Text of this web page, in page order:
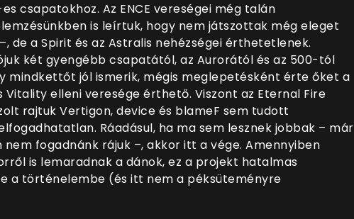
csapatokhoz. Az ENCE vereségei még talán
is leírtuk, hogy nem játszottak még eleget
de a Spirit és az Astralis nehézségei érthetetlenek.
két gyengébb csapatától, az Aurorától és az 500-tól
mindkettőt jól ismerik, mégis meglepetésként érte őket a
Vitality elleni veresége érthető. Viszont az Eternal Fire
rajtuk Vertigon, device és blameF sem tudott
Ráadásul, ha ma sem lesznek jobbak – már
nem fogadnánk rájuk –, akkor itt a vége. Amennyiben
is lemaradnak a dánok, ez a projekt hatalmas
a történelembe (és itt nem a péksüteményre